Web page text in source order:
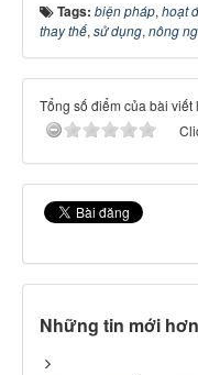
Tags: biện pháp, hoạt
thay thế, sử dụng, nông
Tổng số điểm của bài viết
Những tin mới hơn